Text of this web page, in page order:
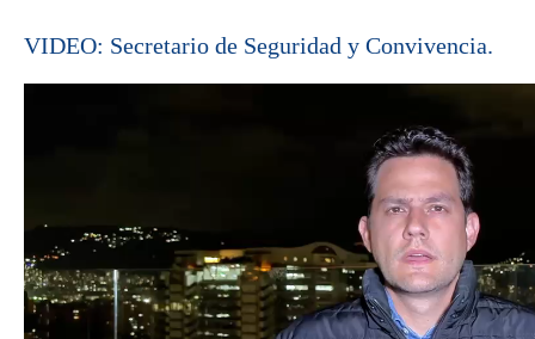
VIDEO: Secretario de Seguridad y Convivencia.